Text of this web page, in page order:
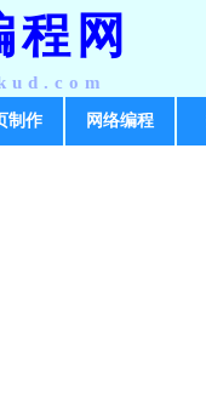
程网
制作 网络编程